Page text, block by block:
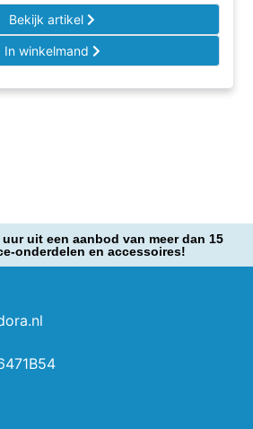
Bekijk artikel
In winkelmand
uit een aanbod van meer dan 15
onderdelen en accessoires!